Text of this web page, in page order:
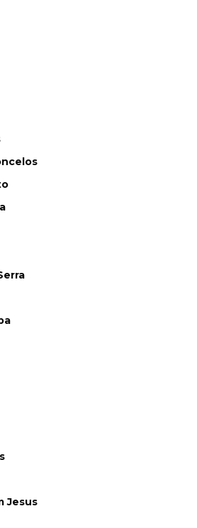
Jesus